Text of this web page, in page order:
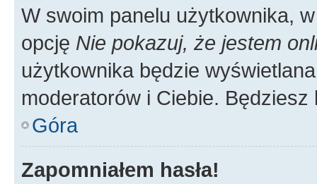
W swoim panelu użytkownika,
opcję Nie pokazuj, że jestem
użytkownika będzie
moderatorów i Ciebie.
Góra
Zapomniałem hasła!